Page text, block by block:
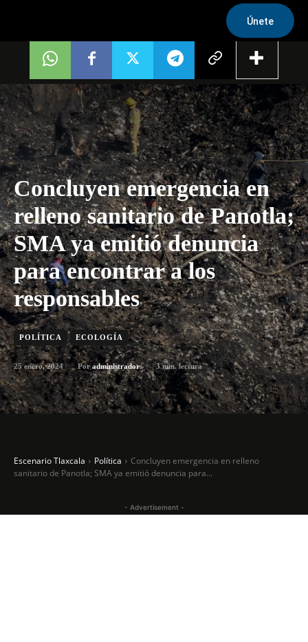
Únete
Concluyen emergencia en
relleno sanitario de Panotla;
SMA ya emitió denuncia
para encontrar a los
responsables
POLÍTICA ECOLOGÍA
25 enero, 2024 Por administrador 3min. lectura
Escenario Tlaxcala Política
Concluyen emergencia en relleno
sanitario de Panotla; SMA ya emitió denuncia para...
- Advertisement -